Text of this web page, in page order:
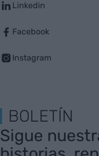
Linkedin
Facebook
Instagram
BOLETÍN
Sigue